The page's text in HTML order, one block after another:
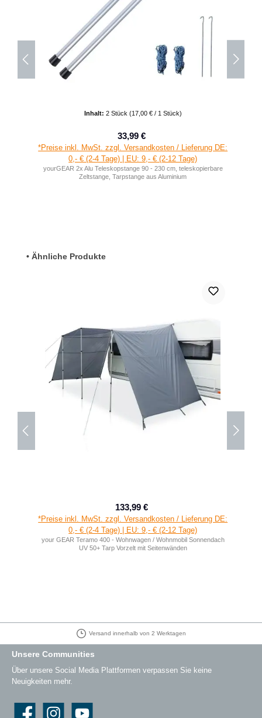
Inhalt: 2 Stück (17,00 € / 1 Stück)
Verkaufspreis:
33,99 €
*Preise inkl. MwSt. zzgl. Versandkosten / Lieferung DE:
0,- € (2-4 Tage) | EU: 9,- € (2-12 Tage)
yourGEAR 2x Alu Teleskopstange 90 - 230 cm, teleskopierbare
Zeltstange, Tarpstange aus Aluminium
Produktgalerie überspringen
• Ähnliche Produkte
Verkaufspreis:
133,99 €
*Preise inkl. MwSt. zzgl. Versandkosten / Lieferung DE:
0,- € (2-4 Tage) | EU: 9,- € (2-12 Tage)
your GEAR Teramo 400 - Wohnwagen / Wohnmobil Sonnendach
UV 50+ Tarp Vorzelt mit Seitenwänden
Versand innerhalb von 2 Werktagen
Unsere Communities
Über unsere Social Media Plattformen verpassen Sie keine
Neuigkeiten mehr.